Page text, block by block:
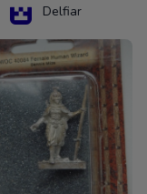
Delfiar